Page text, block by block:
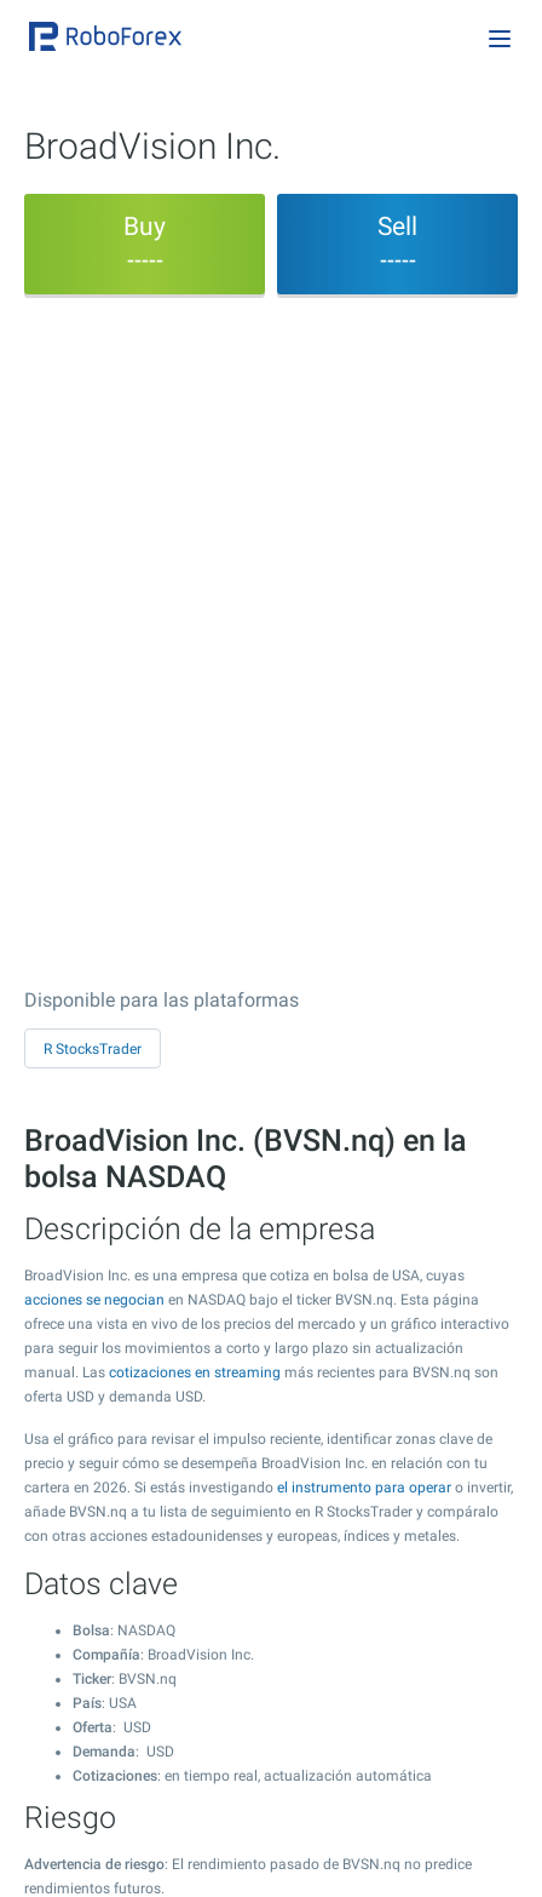
BroadVision Inc.
Buy
-----
Sell
-----
Disponible para las plataformas
R StocksTrader
BroadVision Inc. (BVSN.nq) en la
bolsa NASDAQ
Descripción de la empresa
BroadVision Inc. es una empresa que cotiza en bolsa de USA, cuyas
acciones se negocian en NASDAQ bajo el ticker BVSN.nq. Esta página
ofrece una vista en vivo de los precios del mercado y un gráfico interactivo
para seguir los movimientos a corto y largo plazo sin actualización
manual. Las cotizaciones en streaming más recientes para BVSN.nq son
oferta USD y demanda USD.
Usa el gráfico para revisar el impulso reciente, identificar zonas clave de
precio y seguir cómo se desempeña BroadVision Inc. en relación con tu
cartera en 2026. Si estás investigando el instrumento para operar o invertir,
añade BVSN.nq a tu lista de seguimiento en R StocksTrader y compáralo
con otras acciones estadounidenses y europeas, índices y metales.
Datos clave
Bolsa: NASDAQ
Compañía: BroadVision Inc.
Ticker: BVSN.nq
País: USA
Oferta: USD
Demanda: USD
Cotizaciones: en tiempo real, actualización automática
Riesgo
Advertencia de riesgo: El rendimiento pasado de BVSN.nq no predice
rendimientos futuros.